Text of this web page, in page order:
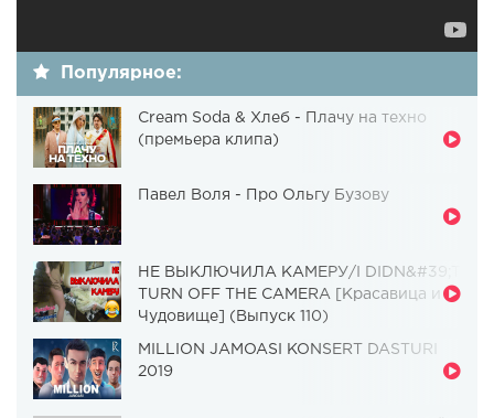
Популярное:
Cream Soda & Хлеб - Плачу на техно
(премьера клипа)
Павел Воля - Про Ольгу Бузову
НЕ ВЫКЛЮЧИЛА КАМЕРУ/I DIDN&#39;T
TURN OFF THE CAMERA [Красавица и
Чудовище] (Выпуск 110)
MILLION JAMOASI KONSERT DASTURI
2019